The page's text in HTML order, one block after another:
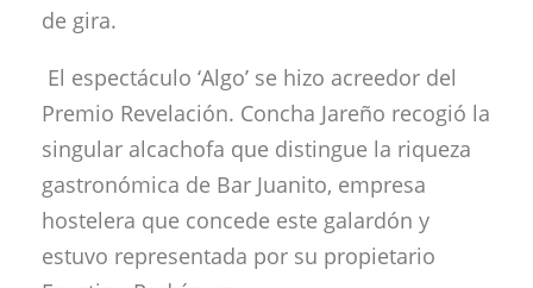
de gira.
El espectáculo ‘Algo’ se hizo acreedor del
Premio Revelación. Concha Jareño recogió la
singular alcachofa que distingue la riqueza
gastronómica de Bar Juanito, empresa
hostelera que concede este galardón y
estuvo representada por su propietario